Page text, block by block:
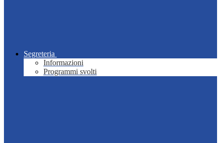
Segreteria
Informazioni
Programmi svolti